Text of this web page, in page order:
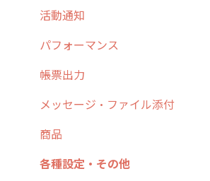
9. もっと便利に利用するための設
10.ユーザー向けおすすめの使い方
【業界業種別】cyzen設定方法
活動通知
パフォーマンス
帳票出力
メッセージ・ファイル添付
商品
各種設定・その他